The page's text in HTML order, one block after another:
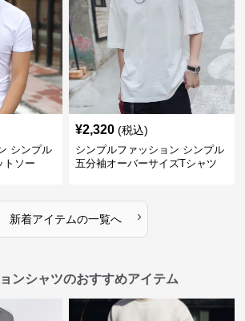
シンプル
トソー
¥2,320 (税込)
シンプルファッション シンプル
五分袖オーバーサイズTシャツ
新着アイテムの一覧へ ›
ンシャツのおすすめアイテム